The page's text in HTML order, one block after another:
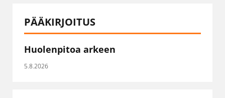
PÄÄKIRJOITUS
Huolenpitoa arkeen
5.8.2026